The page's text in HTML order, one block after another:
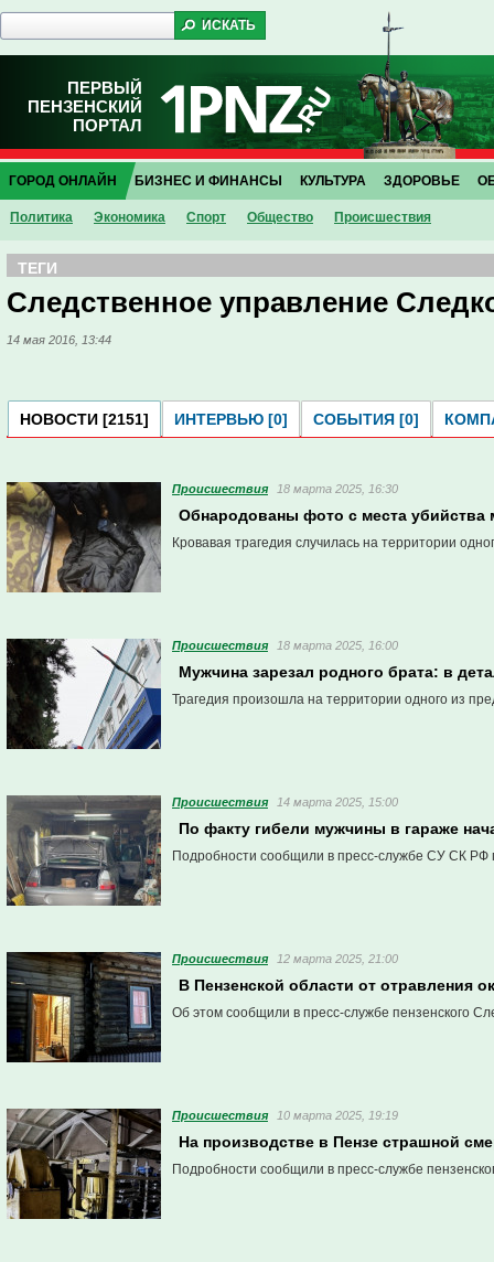
ПЕРВЫЙ
ПЕНЗЕНСКИЙ
ПОРТАЛ
ГОРОД ОНЛАЙН
Политика Экономика Спорт Общество Проиcшествия
БИЗНЕС И ФИНАНСЫ КУЛЬТУРА ЗДОРОВЬЕ
ТЕГИ
Следственное управление
14 мая 2016, 13:44
НОВОСТИ [2151] ИНТЕРВЬЮ [0] СОБЫТИЯ [0]
Проиcшествия 18 марта 2025, 16:30
Обнародованы фото с места убийства
Кровавая трагедия случилась на территории
Проиcшествия 18 марта 2025, 16:00
Мужчина зарезал родного брата: в
Трагедия произошла на территории одного из
Проиcшествия 14 марта 2025, 15:00
По факту гибели мужчины в гараже
Подробности сообщили в пресс-службе СУ СК РФ
Проиcшествия 12 марта 2025, 21:00
В Пензенской области от отравления
Об этом сообщили в пресс-службе пензенского
Проиcшествия 10 марта 2025, 19:19
На производстве в Пензе страшной
Подробности сообщили в пресс-службе